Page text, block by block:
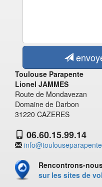
Toulouse Parapente
Lionel JAMMES
Route de Mondavezan
Domaine de Darbon
31220 CAZERES
06.60.15.99.14
Rencontrons-
sur les sites de